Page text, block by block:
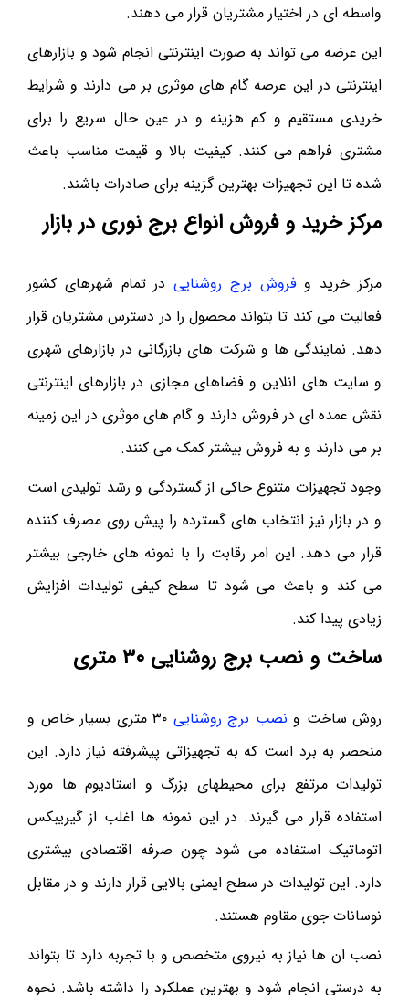
واسطه ای در اختیار مشتریان قرار می دهند.
این عرضه می تواند به صورت اینترنتی انجام شود و بازارهای
اینترنتی در این عرصه گام های موثری بر می دارند و شرایط
خریدی مستقیم و کم هزینه و در عین حال سریع را برای
مشتری فراهم می کنند. کیفیت بالا و قیمت مناسب باعث
شده تا این تجهیزات بهترین گزینه برای صادرات باشند.
مرکز خرید و فروش انواع برج نوری در بازار
مرکز خرید وفروش برج روشناییدر تمام شهرهای کشور
فعالیت می کند تا بتواند محصول را در دسترس مشتریان قرار
دهد. نمایندگی ها و شرکت های بازرگانی در بازارهای شهری
و سایت های انلاین و فضاهای مجازی در بازارهای اینترنتی
نقش عمده ای در فروش دارند و گام های موثری در این زمینه
بر می دارند و به فروش بیشتر کمک می کنند.
وجود تجهیزات متنوع حاکی از گستردگی و رشد تولیدی است
و در بازار نیز انتخاب های گسترده را پیش روی مصرف کننده
قرار می دهد. این امر رقابت را با نمونه های خارجی بیشتر
می کند و باعث می شود تا سطح کیفی تولیدات افزایش
زیادی پیدا کند.
ساخت و نصب برج روشنایی ۳۰ متری
روش ساخت و نصب برج روشنایی
۳۰ متری بسیار خاص و
منحصر به برد است که به تجهیزاتی پیشرفته نیاز دارد. این
تولیدات مرتفع برای محیطهای بزرگ و استادیوم ها مورد
استفاده قرار می گیرند. در این نمونه ها اغلب از گیریبکس
اتوماتیک استفاده می شود چون صرفه اقتصادی بیشتری
دارد. این تولیدات در سطح ایمنی بالایی قرار دارند و در مقابل
نوسانات جوی مقاوم هستند.
نصب ان ها نیاز به نیروی متخصص و با تجربه دارد تا بتواند
به درستی انجام شود و بهترین عملکرد را داشته باشد. نحوه